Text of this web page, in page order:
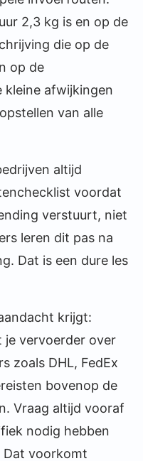
2,3 kg is en op de
die op de
op de
kleine afwijkingen
van alle
altijd
voordat
verstuurt, niet
leren dit pas na
Dat is een dure les
krijgt:
je vervoerder over
zoals DHL, FedEx
bovenop de
Vraag altijd vooraf
nodig hebben
Dat voorkomt